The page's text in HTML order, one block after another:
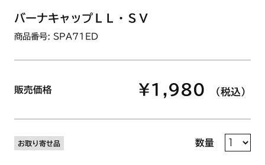
バーナキャップＬＬ・ＳＶ
商品番号: SPA71ED
販売価格 ¥1,980 （税込）
お取り寄せ品 数量